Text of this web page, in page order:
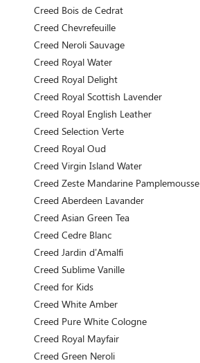
Creed Bois de Cedrat
Creed Chevrefeuille
Creed Neroli Sauvage
Creed Royal Water
Creed Royal Delight
Creed Royal Scottish Lavender
Creed Royal English Leather
Creed Selection Verte
Creed Royal Oud
Creed Virgin Island Water
Creed Zeste Mandarine Pamplemousse
Creed Aberdeen Lavander
Creed Asian Green Tea
Creed Cedre Blanc
Creed Jardin d’Amalfi
Creed Sublime Vanille
Creed for Kids
Creed White Amber
Creed Pure White Cologne
Creed Royal Mayfair
Creed Green Neroli